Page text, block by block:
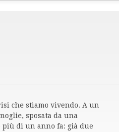
che stiamo vivendo. A un
sposata da una
di un anno fa: già due